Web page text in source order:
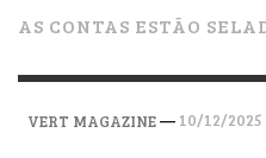
AS CONTAS ESTÃO
VERT MAGAZINE— 10/12/2025